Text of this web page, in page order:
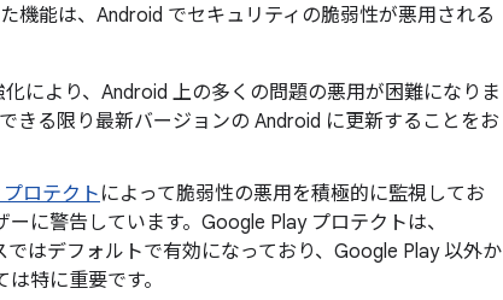
機能は、Android でセキュリティの脆弱性が悪用される
により、Android 上の多くの問題の悪用が困難になりま
きる限り最新バージョンの Android に更新することをお
ロテクトによって脆弱性の悪用を積極的に監視してお
ーに警告しています。Google Play プロテクトは、
ではデフォルトで有効になっており、Google Play 以外か
特に重要です。